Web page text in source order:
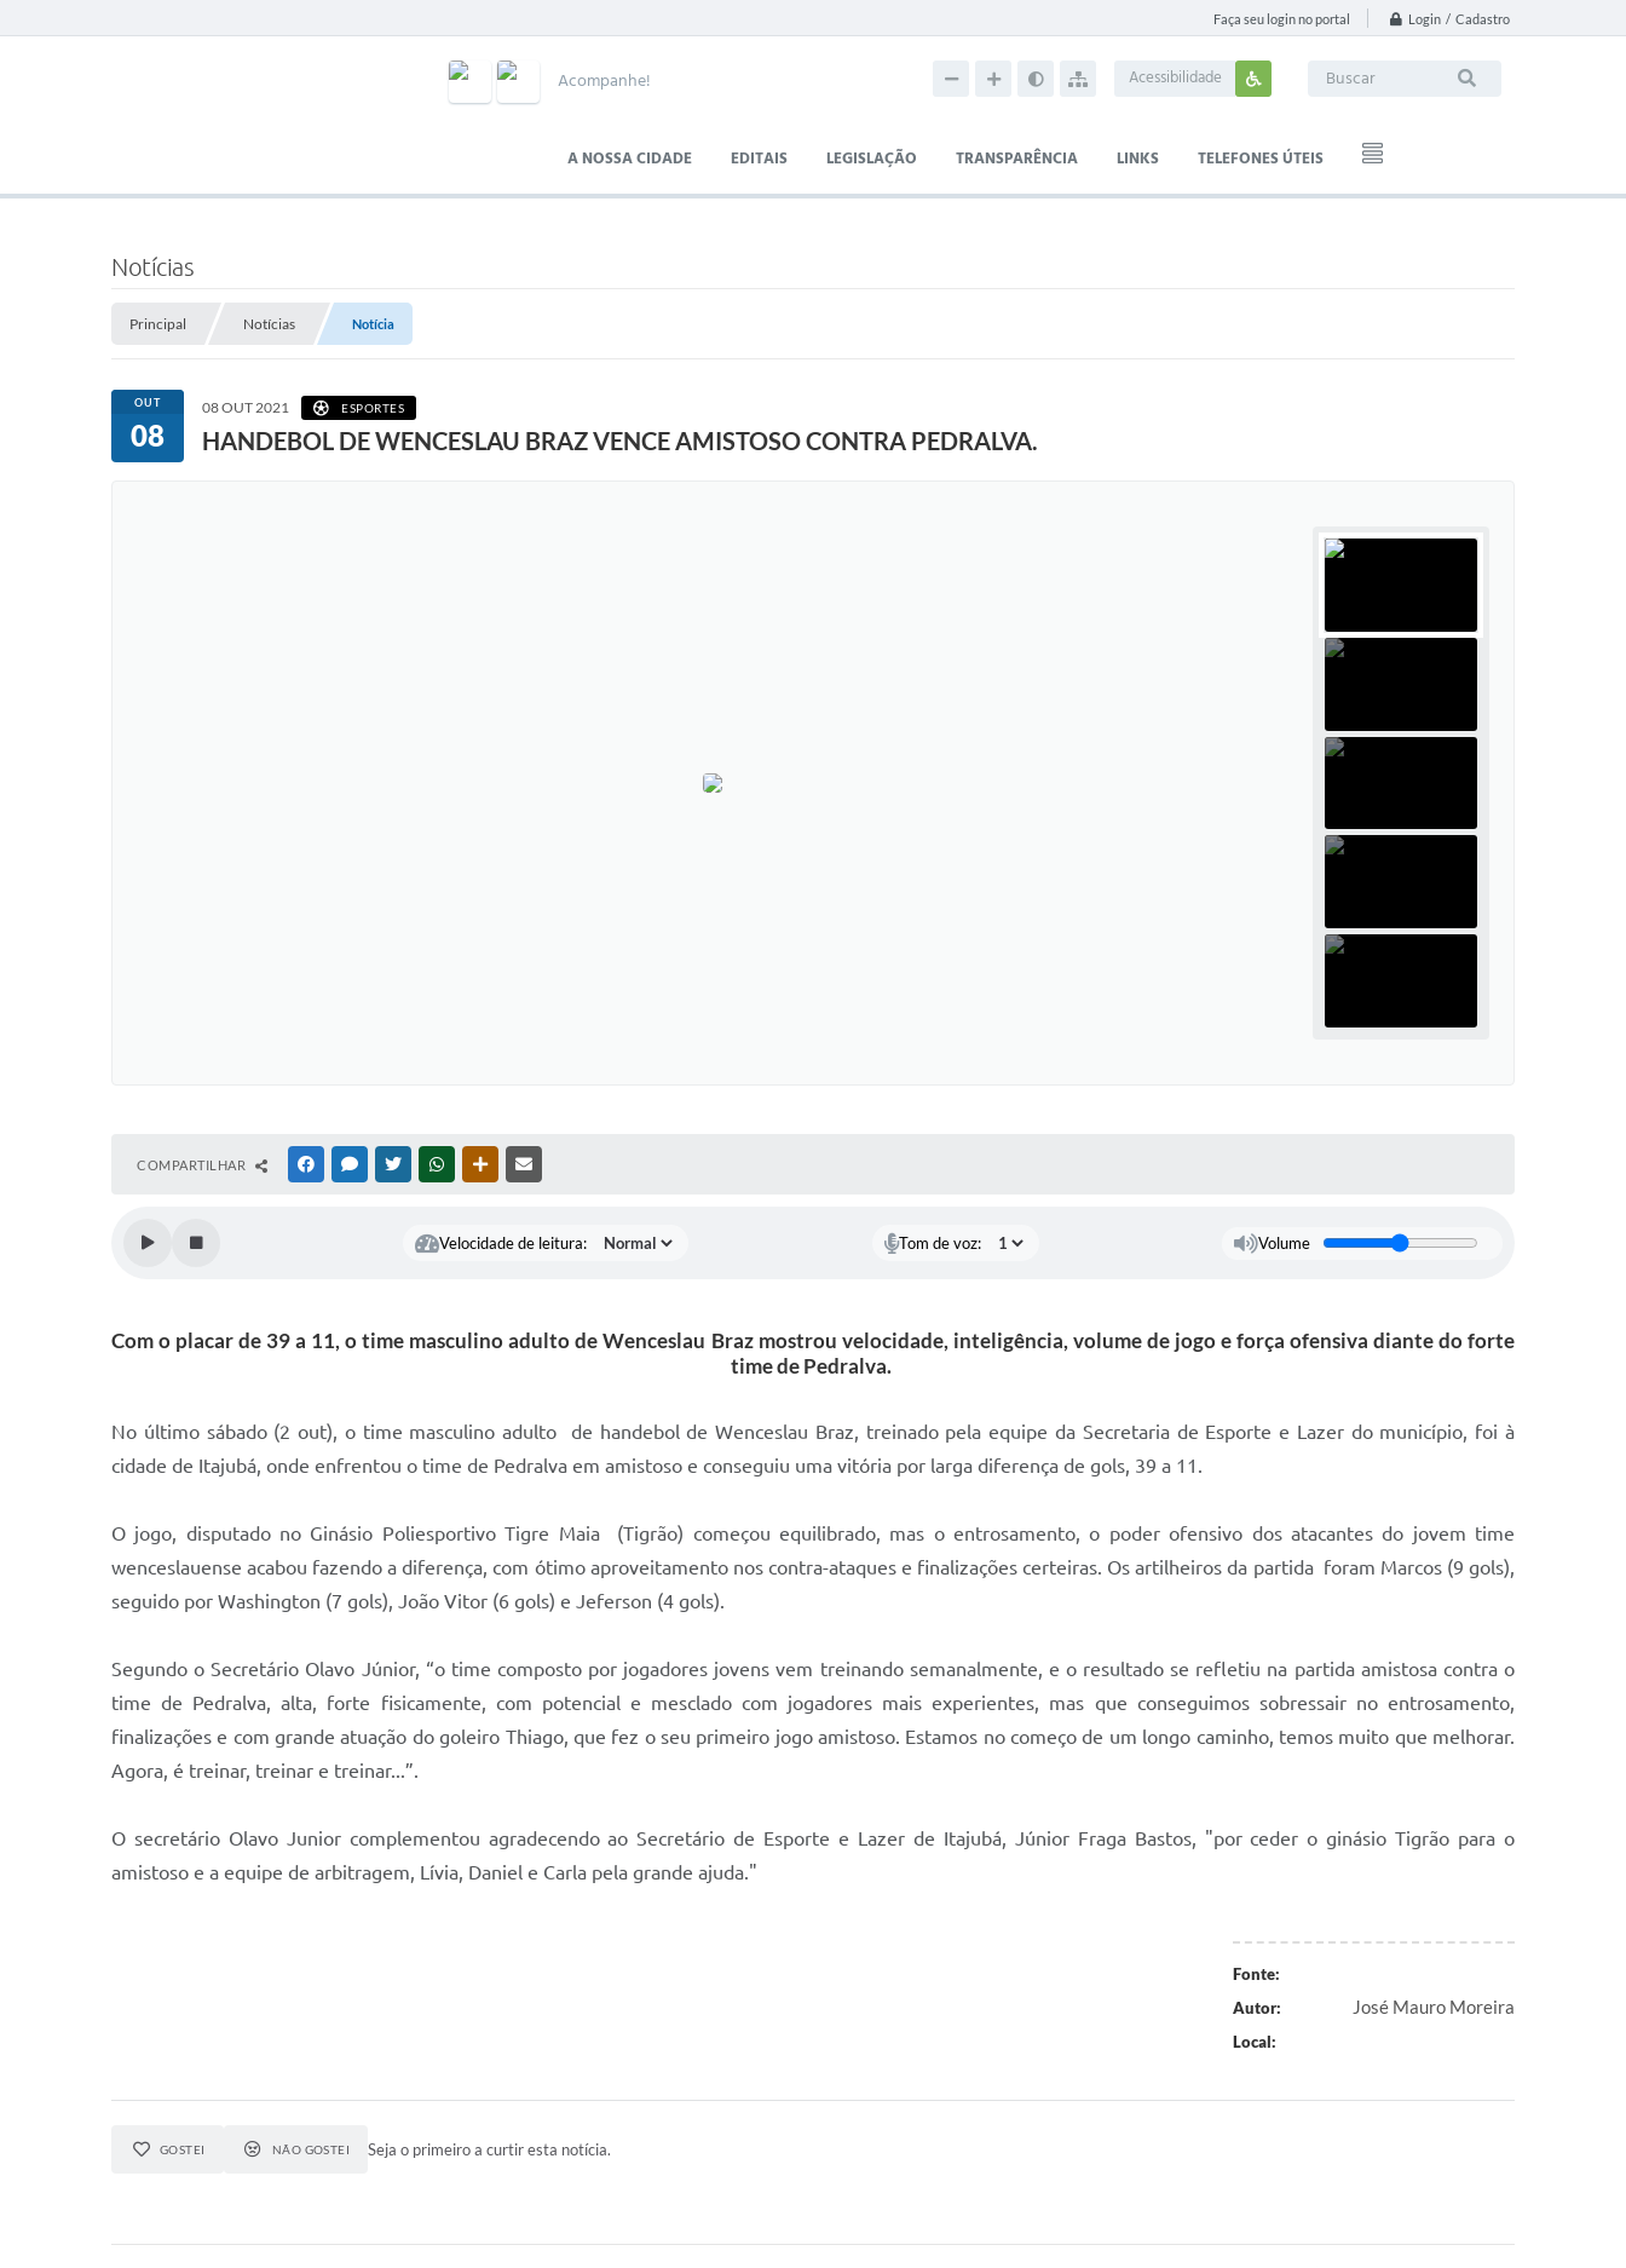
Faça seu login no portal Login / Cadastro
Acompanhe! Acessibilidade
A NOSSA CIDADE EDITAIS LEGISLAÇÃO TRANSPARÊNCIA LINKS TELEFONES ÚTEIS
Notícias
Principal Notícias Notícia
OUT
08
08 OUT 2021 ESPORTES
HANDEBOL DE WENCESLAU BRAZ VENCE AMISTOSO CONTRA PEDRALVA.
COMPARTILHAR FACEBOOKMESSENGER
TWITTERWHATSAPPOUTRAS MÍDIAS
Velocidade de leitura: Tom de voz: Volume
Com o placar de 39 a 11, o time masculino adulto de Wenceslau Braz mostrou velocidade, inteligência, volume de jogo e força ofensiva diante do forte
time de Pedralva.
No último sábado (2 out), o time masculino adulto de handebol de Wenceslau Braz, treinado pela equipe da Secretaria de Esporte e Lazer do município, foi à
cidade de Itajubá, onde enfrentou o time de Pedralva em amistoso e conseguiu uma vitória por larga diferença de gols, 39 a 11.
O jogo, disputado no Ginásio Poliesportivo Tigre Maia (Tigrão) começou equilibrado, mas o entrosamento, o poder ofensivo dos atacantes do jovem time
wenceslauense acabou fazendo a diferença, com ótimo aproveitamento nos contra-ataques e finalizações certeiras. Os artilheiros da partida foram Marcos (9 gols),
seguido por Washington (7 gols), João Vitor (6 gols) e Jeferson (4 gols).
Segundo o Secretário Olavo Júnior, “o time composto por jogadores jovens vem treinando semanalmente, e o resultado se refletiu na partida amistosa contra o
time de Pedralva, alta, forte fisicamente, com potencial e mesclado com jogadores mais experientes, mas que conseguimos sobressair no entrosamento,
finalizações e com grande atuação do goleiro Thiago, que fez o seu primeiro jogo amistoso. Estamos no começo de um longo caminho, temos muito que melhorar.
Agora, é treinar, treinar e treinar...”.
O secretário Olavo Junior complementou agradecendo ao Secretário de Esporte e Lazer de Itajubá, Júnior Fraga Bastos, "por ceder o ginásio Tigrão para o
amistoso e a equipe de arbitragem, Lívia, Daniel e Carla pela grande ajuda."
Fonte:
Autor:
José Mauro Moreira
Local:
GOSTEI NÃO GOSTEI Seja o primeiro a curtir esta notícia.